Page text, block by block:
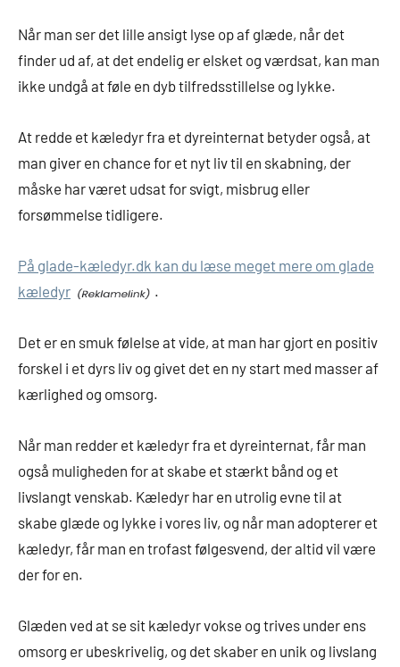
Når man ser det lille ansigt lyse op af glæde, når det
finder ud af, at det endelig er elsket og værdsat, kan man
ikke undgå at føle en dyb tilfredsstillelse og lykke.
At redde et kæledyr fra et dyreinternat betyder også, at
man giver en chance for et nyt liv til en skabning, der
måske har været udsat for svigt, misbrug eller
forsømmelse tidligere.
På glade-kæledyr.dk kan du læse meget mere om glade
kæledyr
.
Det er en smuk følelse at vide, at man har gjort en positiv
forskel i et dyrs liv og givet det en ny start med masser af
kærlighed og omsorg.
Når man redder et kæledyr fra et dyreinternat, får man
også muligheden for at skabe et stærkt bånd og et
livslangt venskab. Kæledyr har en utrolig evne til at
skabe glæde og lykke i vores liv, og når man adopterer et
kæledyr, får man en trofast følgesvend, der altid vil være
der for en.
Glæden ved at se sit kæledyr vokse og trives under ens
omsorg er ubeskrivelig, og det skaber en unik og livslang